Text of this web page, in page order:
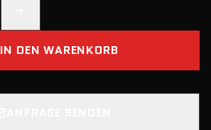
IN DEN WARENKORB